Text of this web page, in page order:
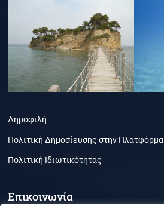
Δημοφιλή
Πολιτική Δημοσίευσης στην Πλατφόρμα
Πολιτική Ιδιωτικότητας
Επικοινωνία